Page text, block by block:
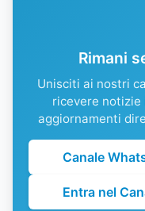
Rimani
Unisciti ai nostri
ricevere notizie
aggiornamenti
Canale
Entra nel